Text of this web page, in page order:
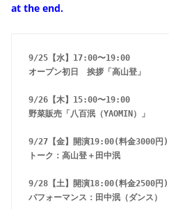
at the end.
9/25【水】17:00〜19:00
オープン初日　挨拶「高山登」
9/26【木】15:00〜19:00
野菜販売「八百泯（YAOMIN）」
9/27【金】開演19:00(料金3000円)
トーク：高山登＋田中泯
9/28【土】開演18:00(料金2500円)
パフォーマンス：田中泯（ダンス）